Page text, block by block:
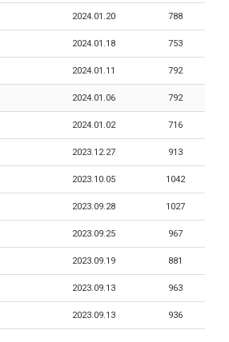
2024.01.20 788
2024.01.18 753
2024.01.11 792
2024.01.06 792
2024.01.02 716
2023.12.27 913
2023.10.05 1042
2023.09.28 1027
2023.09.25 967
2023.09.19 881
2023.09.13 963
2023.09.13 936